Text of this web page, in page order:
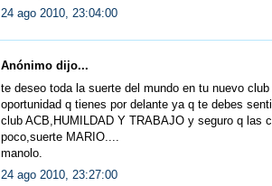
24 ago 2010, 23:04:00
Anónimo dijo...
te deseo toda la suerte del mundo en tu nuevo
oportunidad q tienes por delante ya q te debes
club ACB,HUMILDAD Y TRABAJO y seguro q las
poco,suerte MARIO....
manolo.
24 ago 2010, 23:27:00